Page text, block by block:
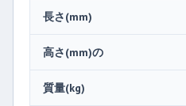
長さ(mm)
高さ(mm)の
質量(kg)